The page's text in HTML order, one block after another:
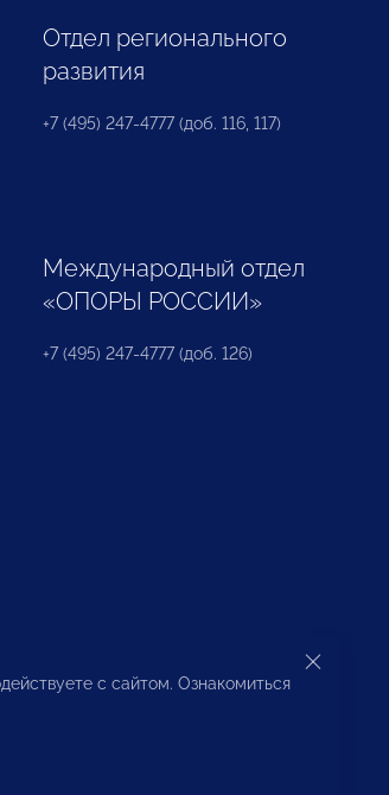
Отдел регионального
развития
+7 (495) 247-4777 (доб. 116, 117)
Международный отдел
«ОПОРЫ РОССИИ»
+7 (495) 247-4777 (доб. 126)
с сайтом. Ознакомиться